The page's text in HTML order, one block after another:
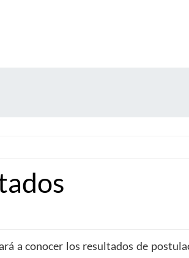
a conocer los resultados de